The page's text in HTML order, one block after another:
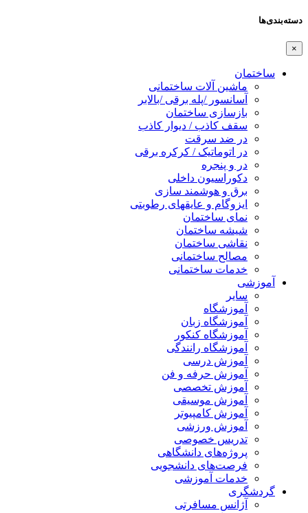
دسته‌بندی‌ها
×
ساختمان
ماشین آلات ساختمانی
آسانسور /پله برقی /بالابر
بازسازی ساختمان
سقف کاذب / دیوار کاذب
در ضد سرقت
در اتوماتیک / کرکره برقی
در و پنجره
دکوراسیون داخلی
برق و هوشمند سازی
ایزوگام و عایقهای رطوبتی
نمای ساختمان
شیشه ساختمان
نقاشی ساختمان
مصالح ساختمانی
خدمات ساختمانی
آموزشی
سایر
آموزشگاه
آموزشگاه زبان
آموزشگاه کنکور
آموزشگاه رانندگی
آموزش درسی
آموزش حرفه و فن
آموزش تخصصی
آموزش موسیقی
آموزش کامپیوتر
آموزش ورزشی
تدریس خصوصی
پروژه‌های دانشگاهی
فرصت‌های دانشجویی
خدمات آموزشی
گردشگری
آژانس مسافرتی